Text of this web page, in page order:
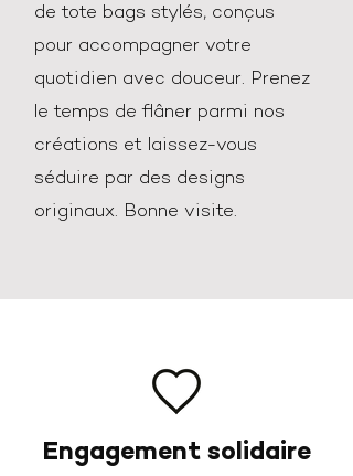
de tote bags stylés, conçus
pour accompagner votre
quotidien avec douceur.​ Prenez
le temps de flâner parmi nos
créations et laissez-vous
séduire par des designs
originaux. Bonne visite.
Engagement solidaire